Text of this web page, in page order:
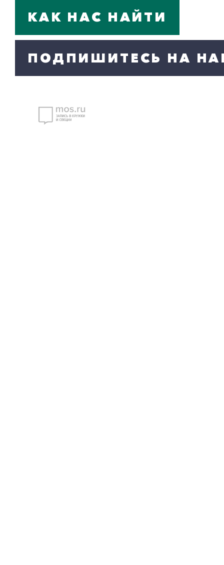
КАК НАС НАЙТИ
ПОДПИШИТЕСЬ НА